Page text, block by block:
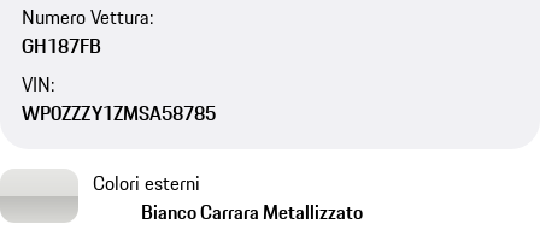
Numero Vettura:
GH187FB
VIN:
WP0ZZZY1ZMSA58785
Colori esterni
Bianco Carrara Metallizzato